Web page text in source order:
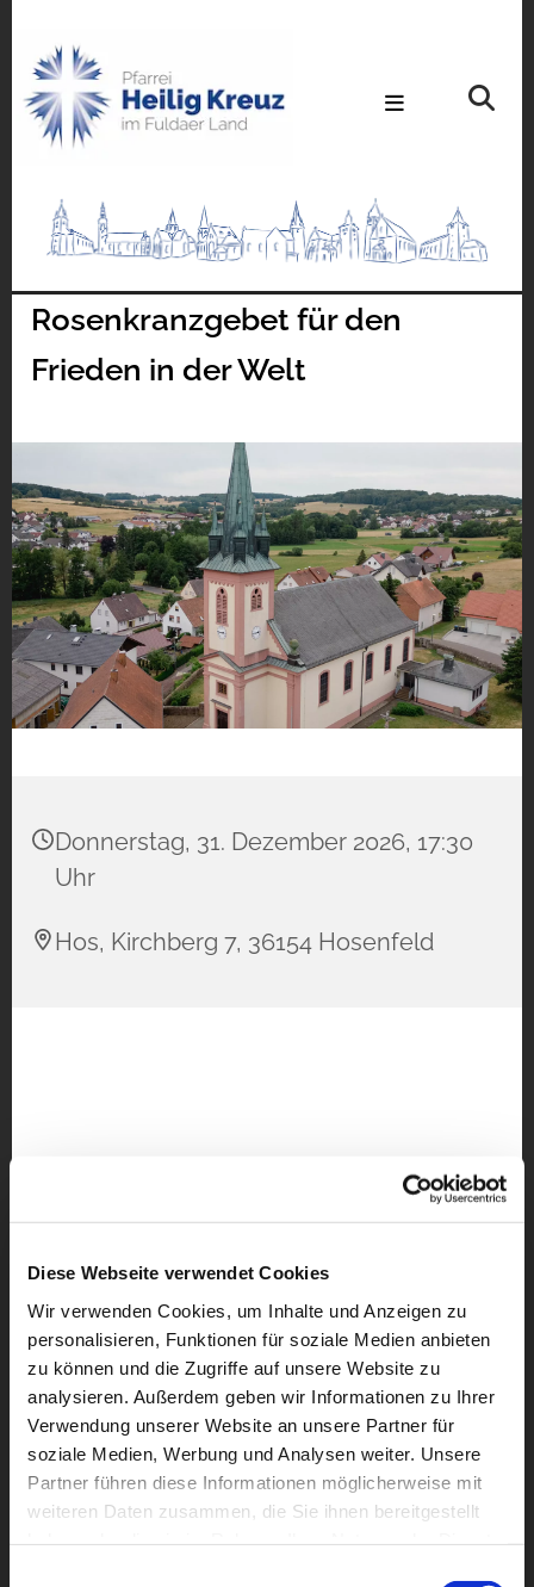
Diese Webseite verwendet Cookies
Wir verwenden Cookies, um Inhalte und Anzeigen zu
personalisieren, Funktionen für soziale Medien anbieten
zu können und die Zugriffe auf unsere Website zu
analysieren. Außerdem geben wir Informationen zu Ihrer
Verwendung unserer Website an unsere Partner für
soziale Medien, Werbung und Analysen weiter. Unsere
Partner führen diese Informationen möglicherweise mit
weiteren Daten zusammen, die Sie ihnen bereitgestellt
Rosenkranzgebet für den
Frieden in der Welt
Donnerstag, 31. Dezember 2026, 17:30
Uhr
Hos, Kirchberg 7, 36154 Hosenfeld
Dies könnte Sie auch